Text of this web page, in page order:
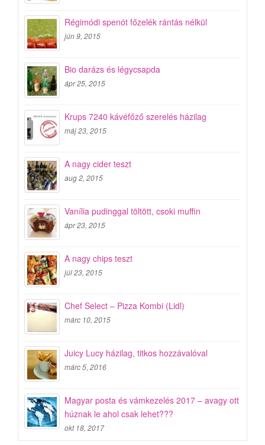
Régimódi spenót főzelék rántás nélkül
jún 9, 2015
Bio darázs és légycsapda
ápr 25, 2015
Krups 7240 kávéfőző szerelés házilag
máj 23, 2015
A nagy cider teszt
aug 2, 2015
Vanília pudinggal töltött, csoki muffin
ápr 23, 2015
A nagy chips teszt
júl 23, 2015
Chef Select – Pizza Kombi (Lidl)
márc 10, 2015
Juicy Lucy házilag, titkos hozzávalóval
márc 5, 2016
Magyar posta és vámkezelés 2017 – avagy ott
húznak le ahol csak lehet???
okt 18, 2017